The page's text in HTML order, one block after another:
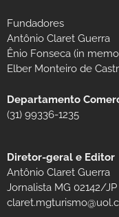
Fundadores
Antônio Claret Guerra
Ênio Fonseca (in
Elber Monteiro de
Departamento
(31) 99336-1235
Diretor-geral e Editor
Antônio Claret Guerra
Jornalista MG 02142/JP